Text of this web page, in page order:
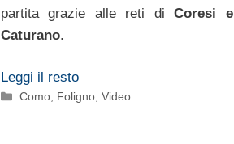
partita grazie alle reti di Coresi e
Caturano.
Leggi il resto
Categorie
Como, Foligno,Video